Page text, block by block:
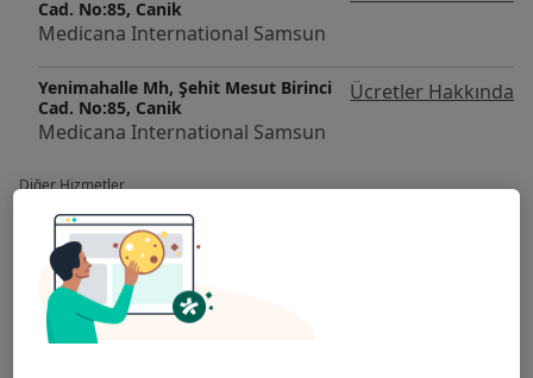
Cad. No:85, Canik
Medicana International Samsun
Yenimahalle Mh, Şehit Mesut Birinci
Cad. No:85, Canik
Ücretler Hakkında
Medicana International Samsun
Diğer Hizmetler
Böbrek Kanseri Laparoskopik (Kapalı) Ameliyatları
Böbrek Taşı
Böbrek Taşı Cerrahisi